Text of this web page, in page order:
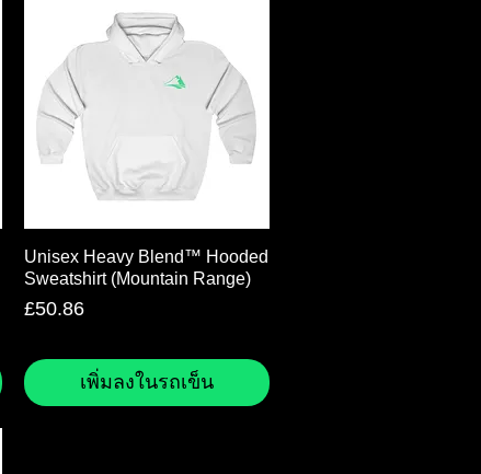
ดูข้อมูลด่วน
Unisex Heavy Blend™ Hooded
Sweatshirt (Mountain Range)
ราคา
£50.86
เพิ่มลงในรถเข็น